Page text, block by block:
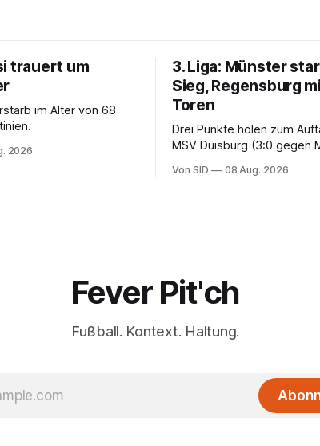
trauert um
im Alter von 68
2026
3. Liga: Münster
Sieg, Regensburg
Toren
Drei Punkte holen zum
MSV Duisburg (3:0 gegen
Von SID 08 Aug. 2026
Fever Pit'ch
Fußball. Kontext. Haltung.